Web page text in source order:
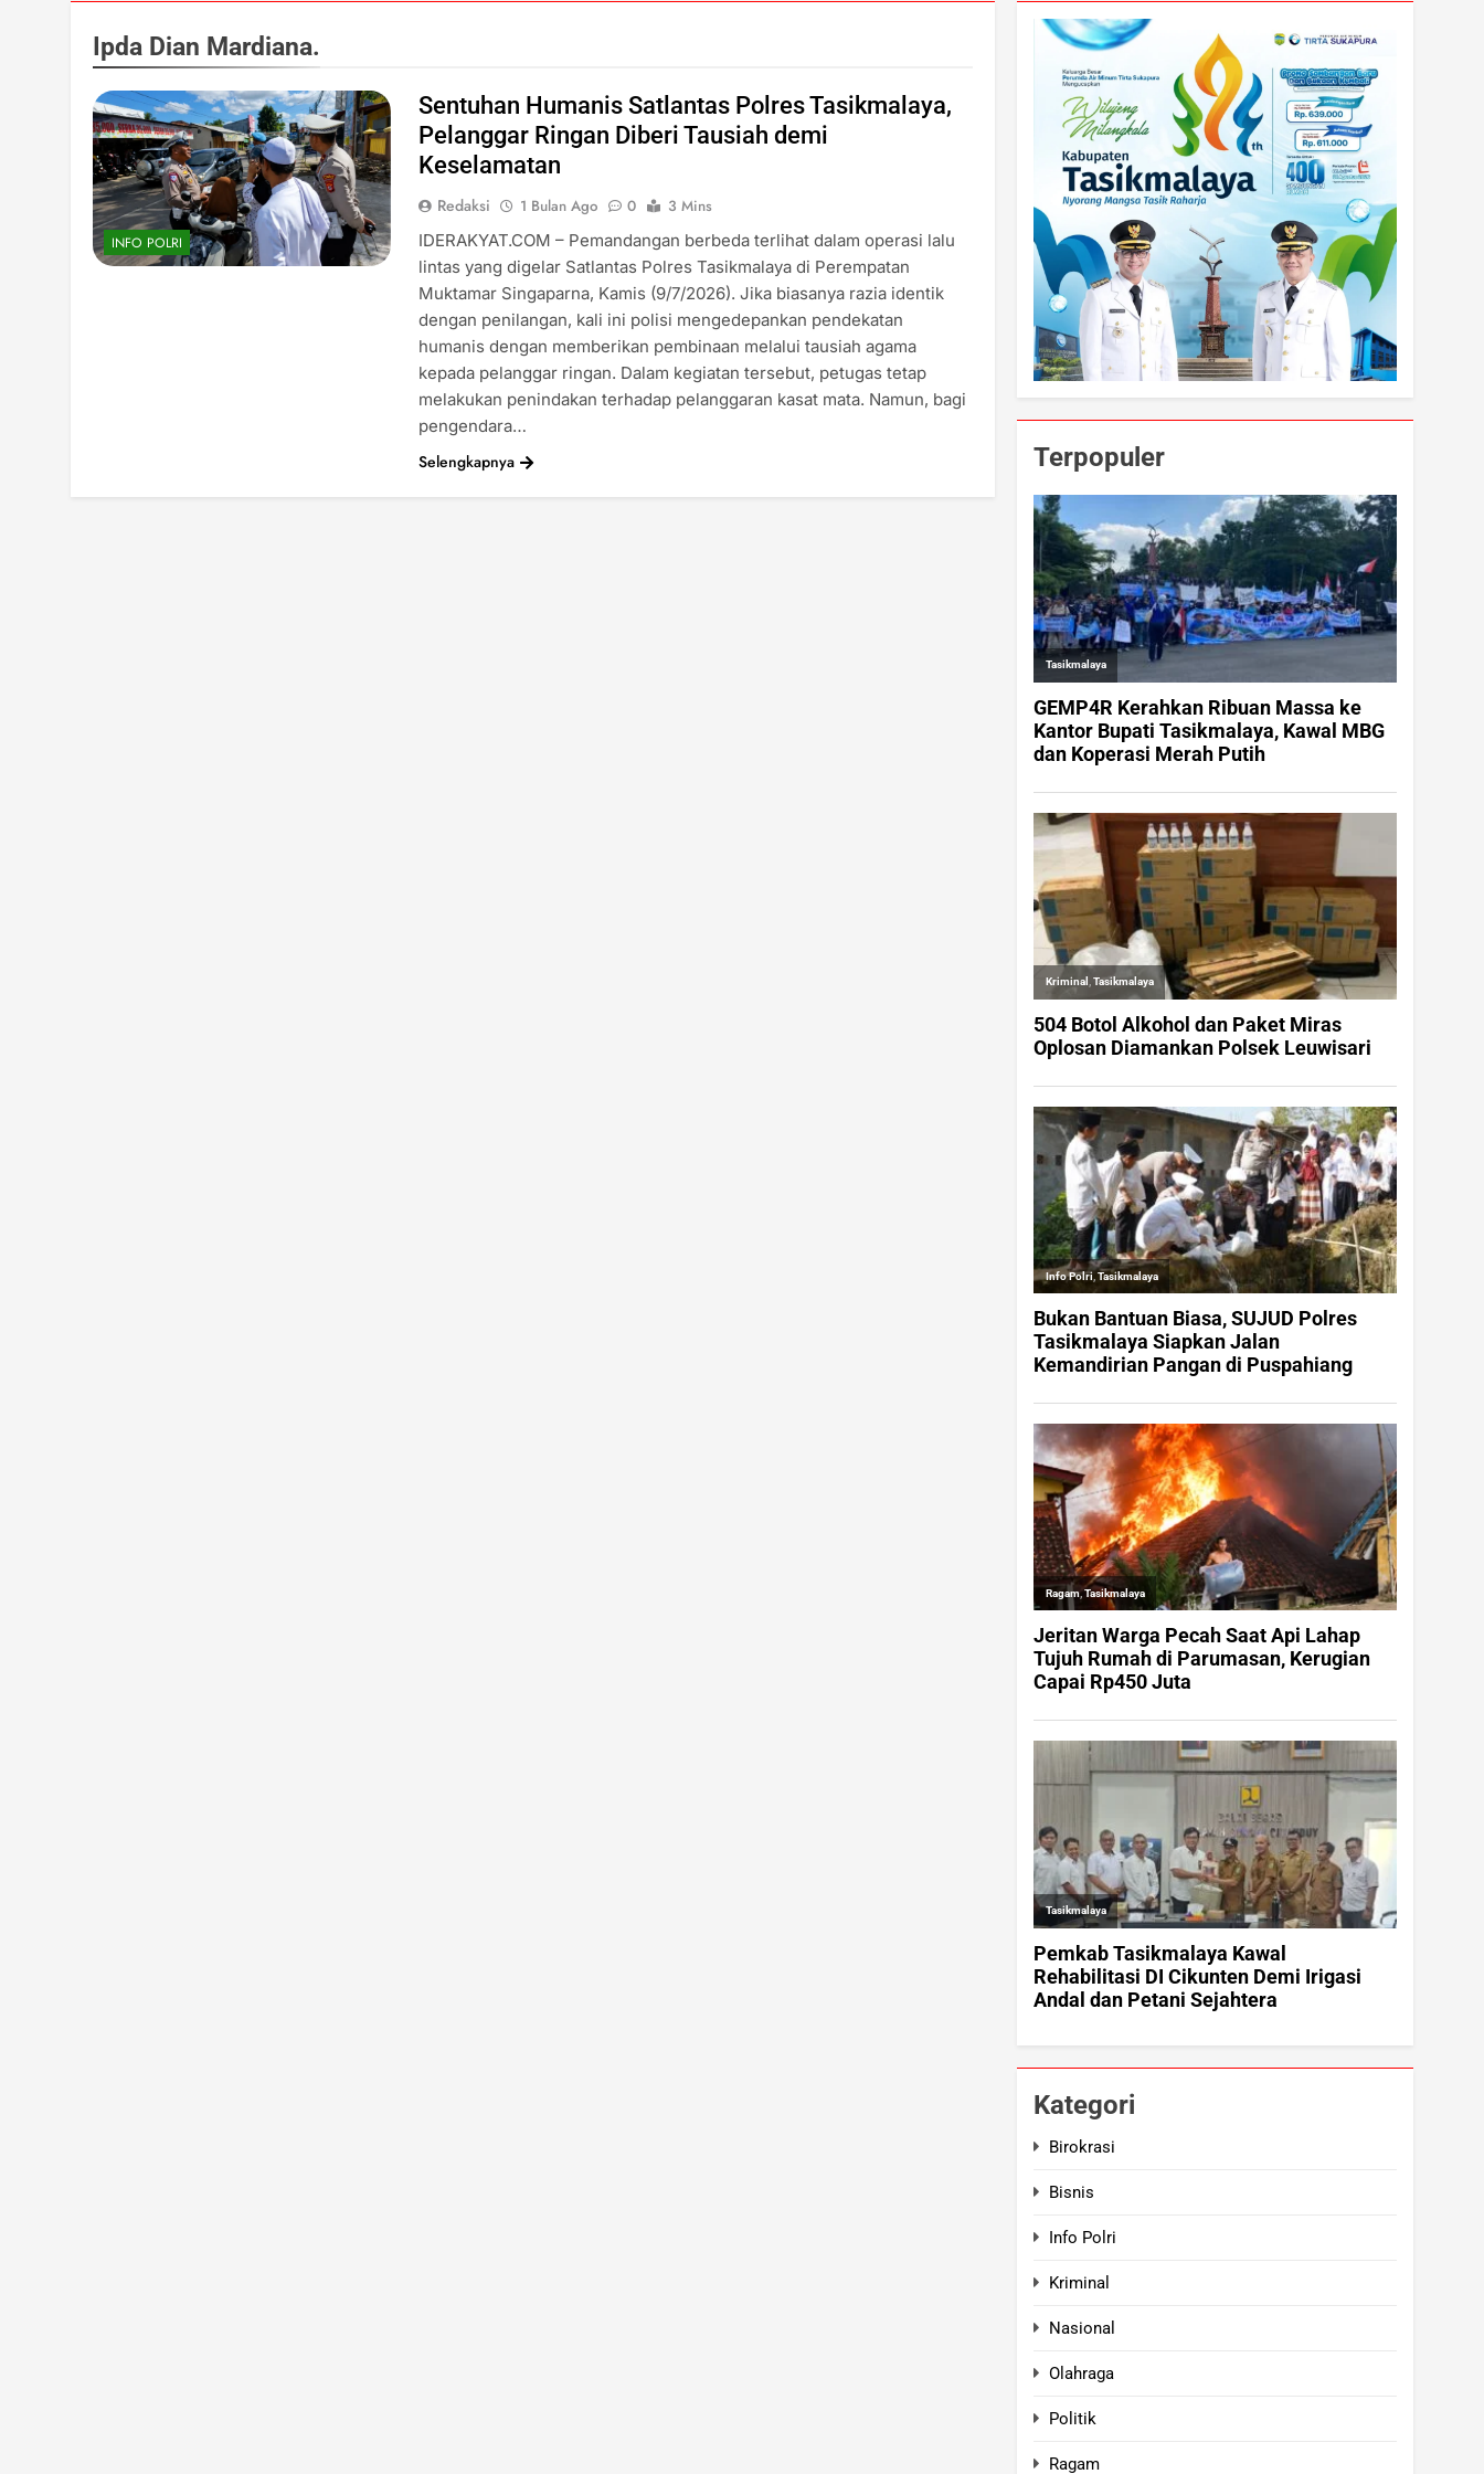
Ipda Dian Mardiana.
INFO POLRI
Sentuhan Humanis Satlantas Polres Tasikmalaya,
Pelanggar Ringan Diberi Tausiah demi
Keselamatan
Redaksi 1 Bulan Ago 0
3 Mins
IDERAKYAT.COM – Pemandangan berbeda terlihat dalam operasi lalu
lintas yang digelar Satlantas Polres Tasikmalaya di Perempatan
Muktamar Singaparna, Kamis (9/7/2026). Jika biasanya razia identik
dengan penilangan, kali ini polisi mengedepankan pendekatan
humanis dengan memberikan pembinaan melalui tausiah agama
kepada pelanggar ringan. Dalam kegiatan tersebut, petugas tetap
melakukan penindakan terhadap pelanggaran kasat mata. Namun, bagi
pengendara…
Selengkapnya Terpopuler
Kategori
Birokrasi
Bisnis
Info Polri
Kriminal
Nasional
Olahraga
Politik
Ragam